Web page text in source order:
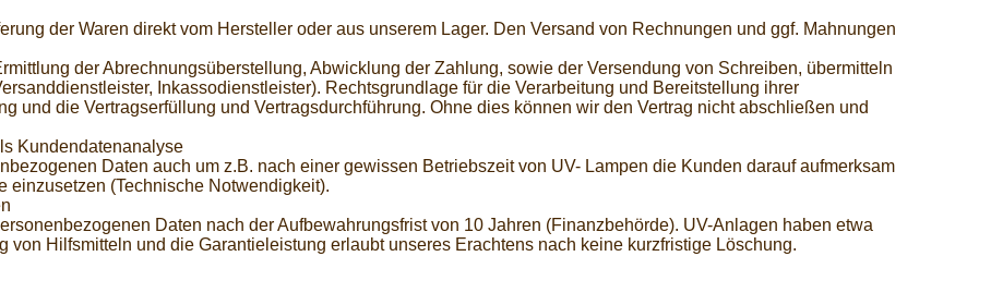
der Waren direkt vom Hersteller oder aus unserem Lager. Den Versand von Rechnungen und ggf. Mahnungen
der Abrechnungsüberstellung, Abwicklung der Zahlung, sowie der Versendung von Schreiben, übermitteln
Inkassodienstleister). Rechtsgrundlage für die Verarbeitung und Bereitstellung ihrer
und die Vertragserfüllung und Vertragsdurchführung. Ohne dies können wir den Vertrag nicht abschließen und
Kundendatenanalyse
Daten auch um z.B. nach einer gewissen Betriebszeit von UV- Lampen die Kunden darauf aufmerksam
einzusetzen (Technische Notwendigkeit).
Daten nach der Aufbewahrungsfrist von 10 Jahren (Finanzbehörde). UV-Anlagen haben etwa
Hilfsmitteln und die Garantieleistung erlaubt unseres Erachtens nach keine kurzfristige Löschung.